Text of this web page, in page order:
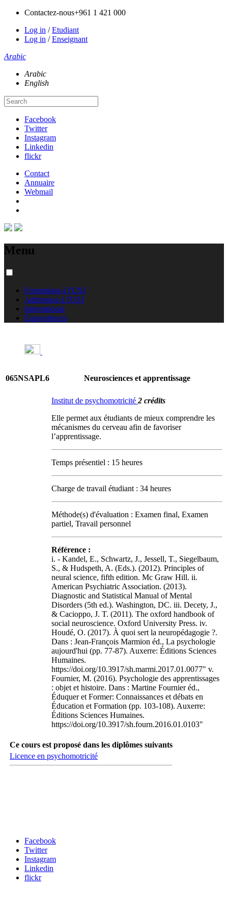
Contactez-nous+961 1 421 000
Log in /Etudiant
Log in /Enseignant
Arabic
Arabic
English
Facebook
Twitter
Instagram
Linkedin
flickr
Contact
Annuaire
Webmail
Menu
Formations à l'USJ
Admission à l'USJ
International
Équivalences
065NSAPL6 Neurosciences et apprentissage
Institut de psychomotricité 2 crédits
Elle permet aux étudiants de mieux comprendre les
mécanismes du cerveau afin de favoriser
l’apprentissage.
Temps présentiel : 15 heures
Charge de travail étudiant : 34 heures
Méthode(s) d'évaluation : Examen final, Examen
partiel, Travail personnel
Référence :
i. - Kandel, E., Schwartz, J., Jessell, T., Siegelbaum,
S., & Hudspeth, A. (Eds.). (2012). Principles of
neural science, fifth edition. Mc Graw Hill. ii.
American Psychiatric Association. (2013).
Diagnostic and Statistical Manual of Mental
Disorders (5th ed.). Washington, DC. iii. Decety, J.,
& Cacioppo, J. T. (2011). The oxford handbook of
social neuroscience. Oxford University Press. iv.
Houdé, O. (2017). À quoi sert la neuropédagogie ?.
Dans : Jean-François Marmion éd., La psychologie
aujourd'hui (pp. 77-87). Auxerre: Éditions Sciences
Humaines.
https://doi.org/10.3917/sh.marmi.2017.01.0077" v.
Fournier, M. (2016). Psychologie des apprentissages
: objet et histoire. Dans : Martine Fournier éd.,
Éduquer et Former: Connaissances et débats en
Éducation et Formation (pp. 103-108). Auxerre:
Éditions Sciences Humaines.
https://doi.org/10.3917/sh.fourn.2016.01.0103"
Ce cours est proposé dans les diplômes suivants
Licence en psychomotricité
Facebook
Twitter
Instagram
Linkedin
flickr